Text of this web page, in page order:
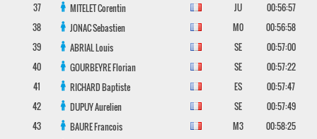
37
MITELETCorentin JU
00:56:57
38
JONACSebastien M0
00:56:58
39
ABRIALLouis SE
00:57:00
40
GOURBEYREFlorian SE
00:57:22
41
RICHARDBaptiste ES
00:57:47
42
DUPUYAurelien SE
00:57:49
43
BAUREFrancois M3
00:58:25